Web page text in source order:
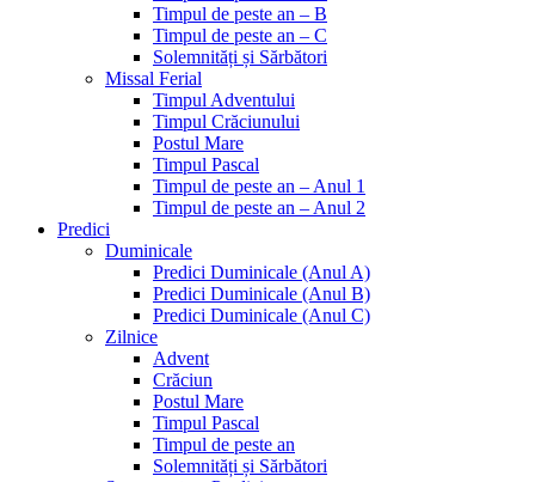
Timpul de peste an – B
Timpul de peste an – C
Solemnități și Sărbători
Missal Ferial
Timpul Adventului
Timpul Crăciunului
Postul Mare
Timpul Pascal
Timpul de peste an – Anul 1
Timpul de peste an – Anul 2
Predici
Duminicale
Predici Duminicale (Anul A)
Predici Duminicale (Anul B)
Predici Duminicale (Anul C)
Zilnice
Advent
Crăciun
Postul Mare
Timpul Pascal
Timpul de peste an
Solemnități și Sărbători